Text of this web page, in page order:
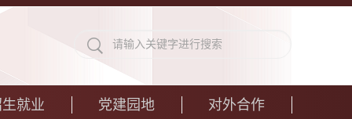
就业 党建园地 对外合作